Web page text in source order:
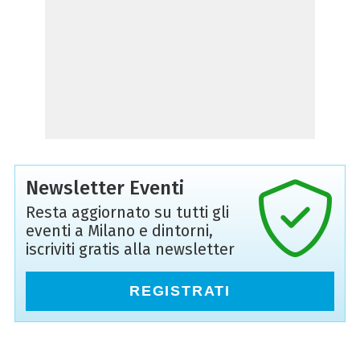
Newsletter Eventi
Resta aggiornato su tutti gli
eventi a Milano e dintorni,
iscriviti gratis alla newsletter
REGISTRATI